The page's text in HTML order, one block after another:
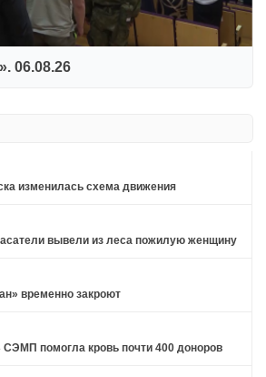
06.08.26
изменилась схема движения
вывели из леса пожилую женщину
временно закроют
помогла кровь почти 400 доноров